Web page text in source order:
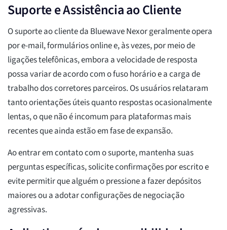
Suporte e Assistência ao Cliente
O suporte ao cliente da Bluewave Nexor geralmente opera
por e-mail, formulários online e, às vezes, por meio de
ligações telefônicas, embora a velocidade de resposta
possa variar de acordo com o fuso horário e a carga de
trabalho dos corretores parceiros. Os usuários relataram
tanto orientações úteis quanto respostas ocasionalmente
lentas, o que não é incomum para plataformas mais
recentes que ainda estão em fase de expansão.
Ao entrar em contato com o suporte, mantenha suas
perguntas específicas, solicite confirmações por escrito e
evite permitir que alguém o pressione a fazer depósitos
maiores ou a adotar configurações de negociação
agressivas.